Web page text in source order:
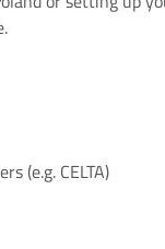
(e.g. CELTA)